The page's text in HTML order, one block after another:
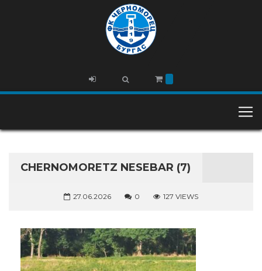
CHERNOMORETZ NESEBAR (7)
27.06.2026 0 127 VIEWS